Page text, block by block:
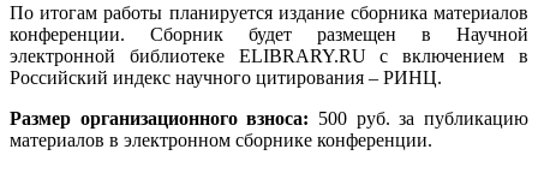
По итогам работы планируется издание сборника материалов
конференции. Сборник будет размещен в Научной
электронной библиотеке ELIBRARY.RU c включением в
Российский индекс научного цитирования – РИНЦ.
Размер организационного взноса: 500 руб. за публикацию
материалов в электронном сборнике конференции.